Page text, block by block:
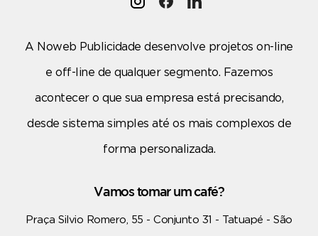
A Noweb Publicidade desenvolve projetos on-line
e off-line de qualquer segmento. Fazemos
acontecer o que sua empresa está precisando,
desde sistema simples até os mais complexos de
forma personalizada.
Vamos tomar um café?
Praça Silvio Romero, 55 - Conjunto 31 - Tatuapé - São